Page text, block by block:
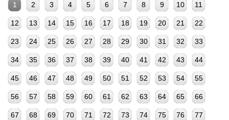
1 2 3 4 5 6 7 8 9 10 11
12 13 14 15 16 17 18 19 20 21 22
23 24 25 26 27 28 29 30 31 32 33
34 35 36 37 38 39 40 41 42 43 44
45 46 47 48 49 50 51 52 53 54 55
56 57 58 59 60 61 62 63 64 65 66
67 68 69 70 71 72 73 74 75 76 77